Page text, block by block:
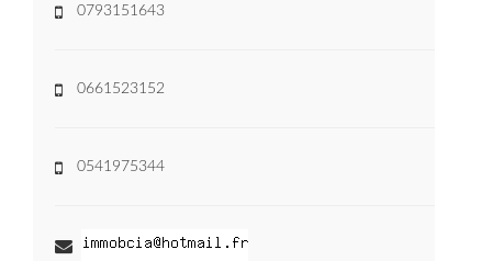
0793151643
0661523152
0541975344